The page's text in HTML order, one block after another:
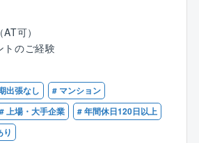
資格を取得すると、手当が月3万円
携しており、試験半年前から問題
験などを受けられます。
によるOJT制度がございます。
よる丁寧なフォローを行いますの
がおありの方のごエントリーをお
て】
運営サポート（日程調整など）
成や配付、当日の進行や説明、議
修繕工事の提案、説明
契約代行、通知連絡、防火管理補
可）
トのご経験
出張なし
# マンション
# 上場・大手企業
# 年間休日120日以上
り